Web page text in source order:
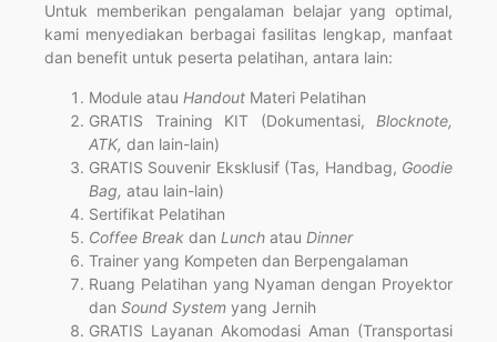
Untuk memberikan pengalaman belajar yang optimal,
kami menyediakan berbagai fasilitas lengkap, manfaat
dan benefit untuk peserta pelatihan, antara lain:
Module atau Handout Materi Pelatihan
GRATIS Training KIT (Dokumentasi, Blocknote,
ATK, dan lain-lain)
GRATIS Souvenir Eksklusif (Tas, Handbag, Goodie
Bag, atau lain-lain)
Sertifikat Pelatihan
Coffee Break dan Lunch atau Dinner
Trainer yang Kompeten dan Berpengalaman
Ruang Pelatihan yang Nyaman dengan Proyektor
dan Sound System yang Jernih
GRATIS Layanan Akomodasi Aman (Transportasi